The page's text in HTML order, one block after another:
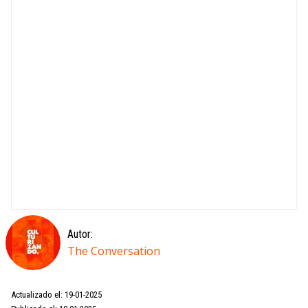
Autor:
The Conversation
Actualizado el: 19-01-2025